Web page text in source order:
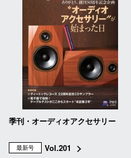
季刊・オーディオアクセサリー
最新号
Vol.201